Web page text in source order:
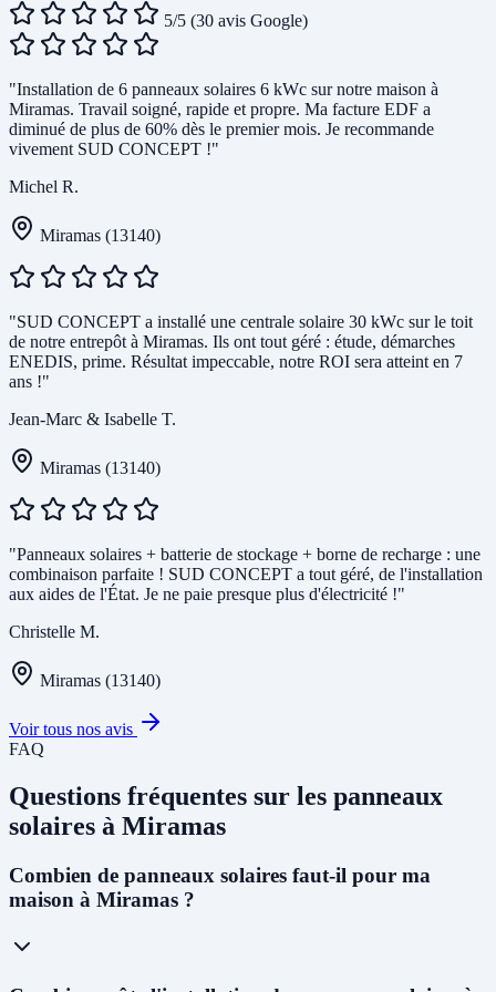
5/5 (30 avis Google)
"Installation de 6 panneaux solaires 6 kWc sur notre maison à
Miramas. Travail soigné, rapide et propre. Ma facture EDF a
diminué de plus de 60% dès le premier mois. Je recommande
vivement SUD CONCEPT !"
Michel R.
Miramas (13140)
"SUD CONCEPT a installé une centrale solaire 30 kWc sur le toit
de notre entrepôt à Miramas. Ils ont tout géré : étude, démarches
ENEDIS, prime. Résultat impeccable, notre ROI sera atteint en 7
ans !"
Jean-Marc & Isabelle T.
Miramas (13140)
"Panneaux solaires + batterie de stockage + borne de recharge : une
combinaison parfaite ! SUD CONCEPT a tout géré, de l'installation
aux aides de l'État. Je ne paie presque plus d'électricité !"
Christelle M.
Miramas (13140)
Voir tous nos avis
FAQ
Questions fréquentes sur les panneaux
solaires à Miramas
Combien de panneaux solaires faut-il pour ma
maison à Miramas ?